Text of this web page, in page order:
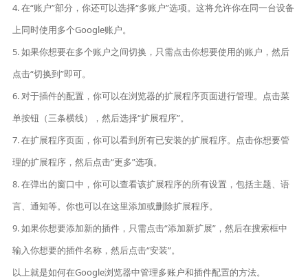
4. 在“账户”部分，你还可以选择“多账户”选项。这将允许你在同一台设备
上同时使用多个Google账户。
5. 如果你想要在多个账户之间切换，只需点击你想要使用的账户，然后
点击“切换到”即可。
6. 对于插件的配置，你可以在浏览器的扩展程序页面进行管理。点击菜
单按钮（三条横线），然后选择“扩展程序”。
7. 在扩展程序页面，你可以看到所有已安装的扩展程序。点击你想要管
理的扩展程序，然后点击“更多”选项。
8. 在弹出的窗口中，你可以查看该扩展程序的所有设置，包括主题、语
言、通知等。你也可以在这里添加或删除扩展程序。
9. 如果你想要添加新的插件，只需点击“添加新扩展”，然后在搜索框中
输入你想要的插件名称，然后点击“安装”。
以上就是如何在Google浏览器中管理多账户和插件配置的方法。